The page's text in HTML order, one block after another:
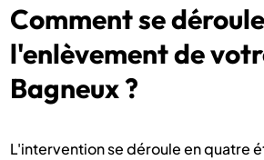
Comment se déroule
l'enlèvement de
Bagneux ?
L'intervention se déroule en quatre